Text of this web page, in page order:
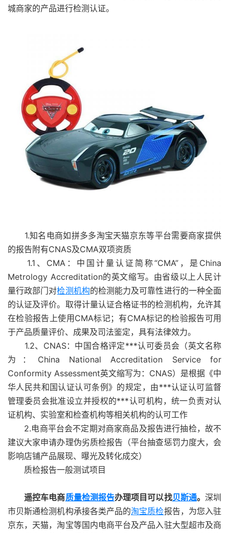
城商家的产品进行检测认证。
1.知名电商如拼多多淘宝天猫京东等平台需要商家提供
的报告附有CNAS及CMA双项资质
1.1、CMA：中国计量认证简称“CMA”，是China
Metrology Accreditation的英文缩写。由省级以上人民计
量行政部门对检测机构的检测能力及可靠性进行的一种全面
的认证及评价。取得计量认证合格证书的检测机构，允许其
在检验报告上使用CMA标记；有CMA标记的检验报告可用
于产品质量评价、成果及司法鉴定，具有法律效力。
1.2、CNAS：中国合格评定***认可委员会（英文名称
为：China National Accreditation Service for
Conformity Assessment英文缩写为：CNAS）是根据《中
华人民共和国认证认可条例》的规定，由***认证认可监督
管理委员会批准设立并授权的***认可机构，统一负责对认
证机构、实验室和检查机构等相关机构的认可工作
2.电商平台会不定期对商家商品及报告进行抽检，故不
建议大家申请办理伪劣质检报告（平台抽查惩罚力度大，会
影响店铺产品展现、曝光及转化成交）
质检报告一般测试项目
遥控车电商质量检测报告办理项目可以找贝斯通。 深圳
市贝斯通检测机构承接各类产品的淘宝质检报告，为您入驻
京东，天猫，淘宝等国内电商平台及产品入驻大型超市及商